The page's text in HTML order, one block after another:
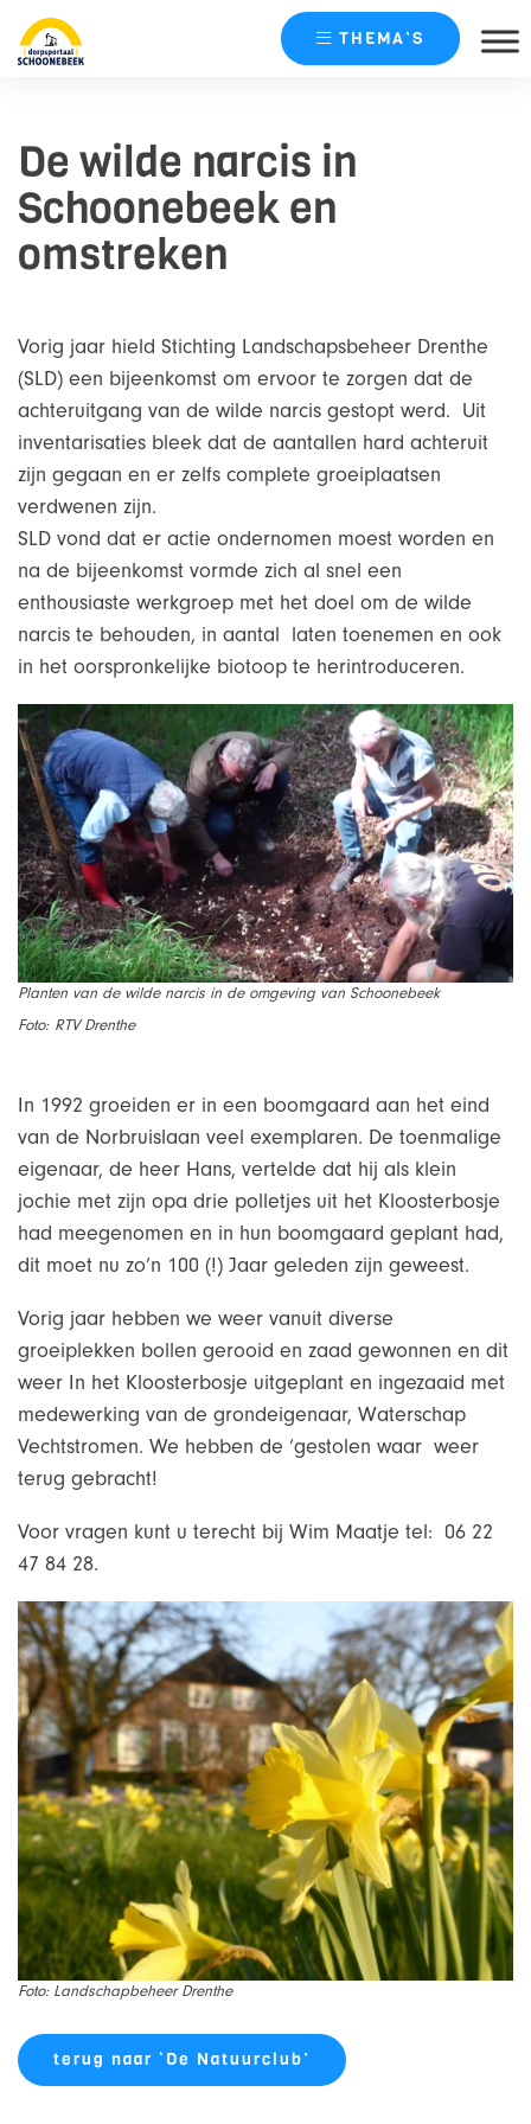
content
THEMA’S
De wilde narcis in
Schoonebeek en
omstreken
Vorig jaar hield Stichting Landschapsbeheer Drenthe
(SLD) een bijeenkomst om ervoor te zorgen dat de
achteruitgang van de wilde narcis gestopt werd. Uit
inventarisaties bleek dat de aantallen hard achteruit
zijn gegaan en er zelfs complete groeiplaatsen
verdwenen zijn.
SLD vond dat er actie ondernomen moest worden en
na de bijeenkomst vormde zich al snel een
enthousiaste werkgroep met het doel om de wilde
narcis te behouden, in aantal laten toenemen en ook
in het oorspronkelijke biotoop te herintroduceren.
Planten van de wilde narcis in de omgeving van Schoonebeek
Foto: RTV Drenthe
In 1992 groeiden er in een boomgaard aan het eind
van de Norbruislaan veel exemplaren. De toenmalige
eigenaar, de heer Hans, vertelde dat hij als klein
jochie met zijn opa drie polletjes uit het Kloosterbosje
had meegenomen en in hun boomgaard geplant had,
dit moet nu zo’n 100 (!) Jaar geleden zijn geweest.
Vorig jaar hebben we weer vanuit diverse
groeiplekken bollen gerooid en zaad gewonnen en dit
weer In het Kloosterbosje uitgeplant en ingezaaid met
medewerking van de grondeigenaar, Waterschap
Vechtstromen. We hebben de ‘gestolen waar weer
terug gebracht!
Voor vragen kunt u terecht bij Wim Maatje tel: 06 22
47 84 28.
Foto: Landschapbeheer Drenthe
terug naar ‘De Natuurclub’